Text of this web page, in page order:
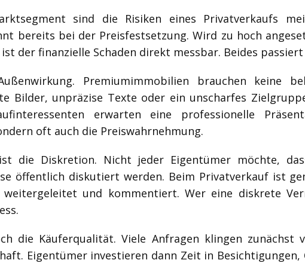
sind die Risiken eines Privatverkaufs
bereits bei der Preisfestsetzung. Wird zu hoch
der finanzielle Schaden direkt messbar. Beides
Premiumimmobilien brauchen keine
Bilder, unpräzise Texte oder ein unscharfes
erwarten eine professionelle
oft auch die Preiswahrnehmung.
die Diskretion. Nicht jeder Eigentümer möchte,
öffentlich diskutiert werden. Beim Privatverkauf ist
weitergeleitet und kommentiert. Wer eine diskrete
die Käuferqualität. Viele Anfragen klingen zunächst
Eigentümer investieren dann Zeit in Besichtigungen,